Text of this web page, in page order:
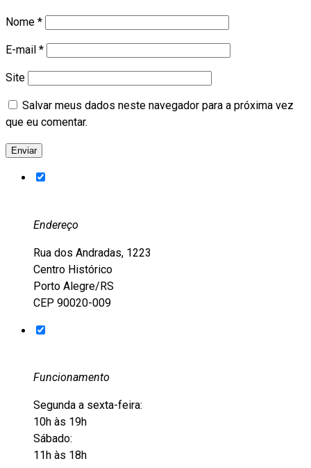
Nome *
E-mail *
Site
Salvar meus dados neste navegador para a próxima vez
que eu comentar.
Endereço
Rua dos Andradas, 1223
Centro Histórico
Porto Alegre/RS
CEP 90020-009
Funcionamento
Segunda a sexta-feira:
10h às 19h
Sábado:
11h às 18h